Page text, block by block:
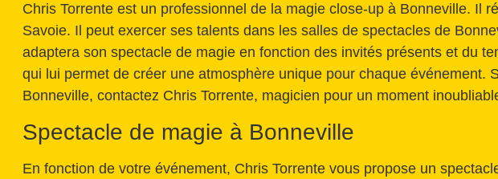
Chris Torrente est un professionnel de la magie close-up à Bonneville. Il
Savoie. Il peut exercer ses talents dans les salles de spectacles de
adaptera son spectacle de magie en fonction des invités présents et du
qui lui permet de créer une atmosphère unique pour chaque
Bonneville, contactez Chris Torrente, magicien pour un moment
Spectacle de magie à Bonneville
En fonction de votre événement, Chris Torrente vous propose un